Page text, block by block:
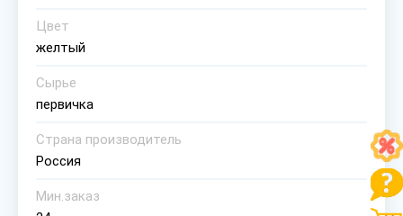
Цвет
желтый
Сырье
первичка
Страна производитель
Россия
Мин.заказ